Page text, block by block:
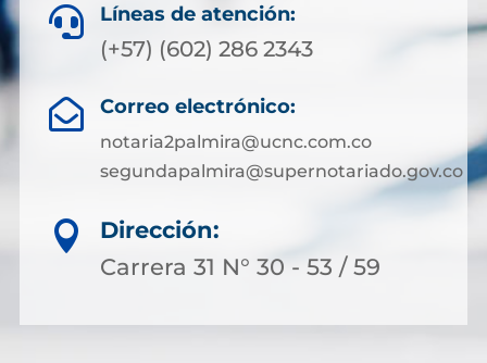
 Líneas de atención:
(+57) (602) 286 2343
 Correo electrónico:
notaria2palmira@ucnc.com.co
segundapalmira@supernotariado.gov.co

Dirección:
Carrera 31 N° 30 - 53 / 59